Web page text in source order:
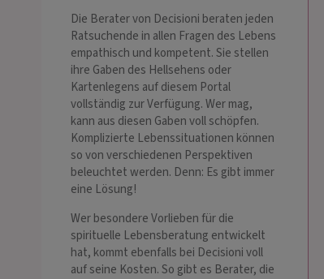
Die Berater von Decisioni beraten jeden
Ratsuchende in allen Fragen des Lebens
empathisch und kompetent. Sie stellen
ihre Gaben des Hellsehens oder
Kartenlegens auf diesem Portal
vollständig zur Verfügung. Wer mag,
kann aus diesen Gaben voll schöpfen.
Komplizierte Lebenssituationen können
so von verschiedenen Perspektiven
beleuchtet werden. Denn: Es gibt immer
eine Lösung!
Wer besondere Vorlieben für die
spirituelle Lebensberatung entwickelt
hat, kommt ebenfalls bei Decisioni voll
auf seine Kosten. So gibt es Berater, die